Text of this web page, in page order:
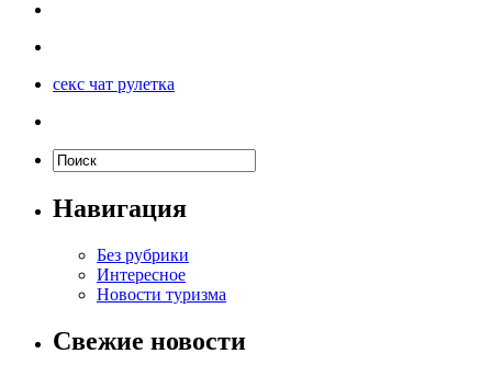
секс чат рулетка
Навигация
Без рубрики
Интересное
Новости туризма
Свежие новости